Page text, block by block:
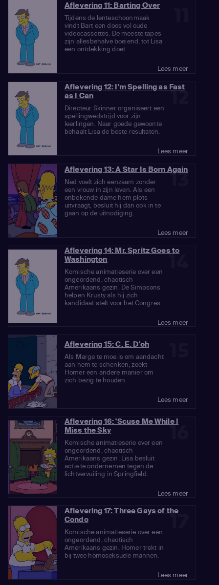
Aflevering 11: Barting Over
Tijdens de lenteschoonmaak
vindt Bart een doos vol oude
videocassettes. De meeste tapes
zijn allesbehalve boeiend, tot Lisa
een ontdekking doet.
Lees meer
12
Aflevering 12: I'm Spelling as Fast
as I Can
Directeur Skinner organiseert een
spellingwedstrijd voor zijn
leerlingen. Naar goede gewoonte
behaalt Lisa de beste resultaten.
Lees meer
13
Aflevering 13: A Star Is Born Again
Ned voelt zich eenzaam zonder
een vrouw in zijn leven. Als een
onbekende dame hem plots
uitvraagt, besluit hij dan ook in te
gaan op de uitnodiging.
Lees meer
14
Aflevering 14: Mr. Spritz Goes to
Washington
Komische animatieserie over een
ongeordend, chaotisch
Amerikaans gezin. De Simpsons
helpen Krusty als hij zich
kandidaat stelt voor het Congres.
Lees meer
Aflevering 15: C. E. D'oh
Als Marge te moe is om aandacht
aan hem te schenken, zoekt
Homer een andere manier om
zich bezig te houden.
Lees meer
16
Aflevering 16: 'Scuse Me While I
Miss the Sky
Komische animatieserie over een
ongeordend, chaotisch
Amerikaans gezin. Lisa besluit
actie te ondernemen tegen de
lichtvervuiling in Springfield.
Lees meer
17
Aflevering 17: Three Gays of the
Condo
Komische animatieserie over een
ongeordend, chaotisch
Amerikaans gezin. Homer trekt in
bij twee homoseksuele mannen.
Lees meer